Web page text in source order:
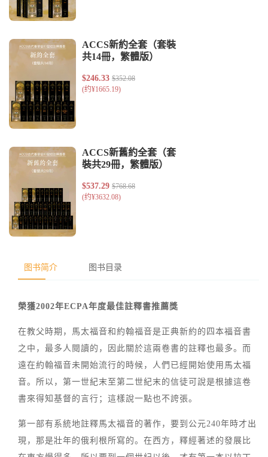
图书简介 图书目录
榮獲2002年ECPA年度最佳註釋書推薦獎
在教父時期，馬太福音和約翰福音是正典新約的四本福音書
之中，最多人閱讀的，因此關於這兩卷書的註釋也最多。而
遠在約翰福音未開始流行的時候，人們已經開始使用馬太福
音。所以，第一世紀末至第二世紀末的信徒可說是根據這卷
書來得知基督的言行；這樣說一點也不誇張。
第一部有系統地註釋馬太福音的著作，要到公元240年時才出
現，那是壯年的俄利根所寫的。在西方，釋經著述的發展比